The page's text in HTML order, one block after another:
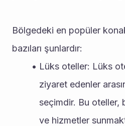
Bölgedeki en popüler
bazıları şunlardır:
Lüks oteller: Lüks
ziyaret edenler
seçimdir. Bu oteller,
ve hizmetler